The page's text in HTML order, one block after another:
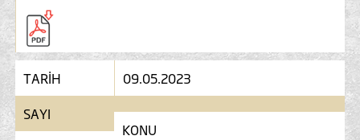
TARİH
09.05.2023
SAYI
KONU